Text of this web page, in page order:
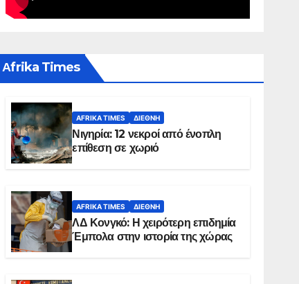
Αfrika Times
AFRIKA TIMES ΔΙΕΘΝΉ
Νιγηρία: 12 νεκροί από ένοπλη
επίθεση σε χωριό
AFRIKA TIMES ΔΙΕΘΝΉ
ΛΔ Κονγκό: Η χειρότερη επιδημία
Έμπολα στην ιστορία της χώρας